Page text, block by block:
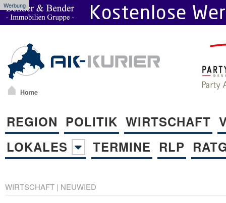
Werbung
Home
REGION POLITIK WIRTSCHAFT
LOKALES
TERMINE RLP
WIRTSCHAFT | NEUWIED